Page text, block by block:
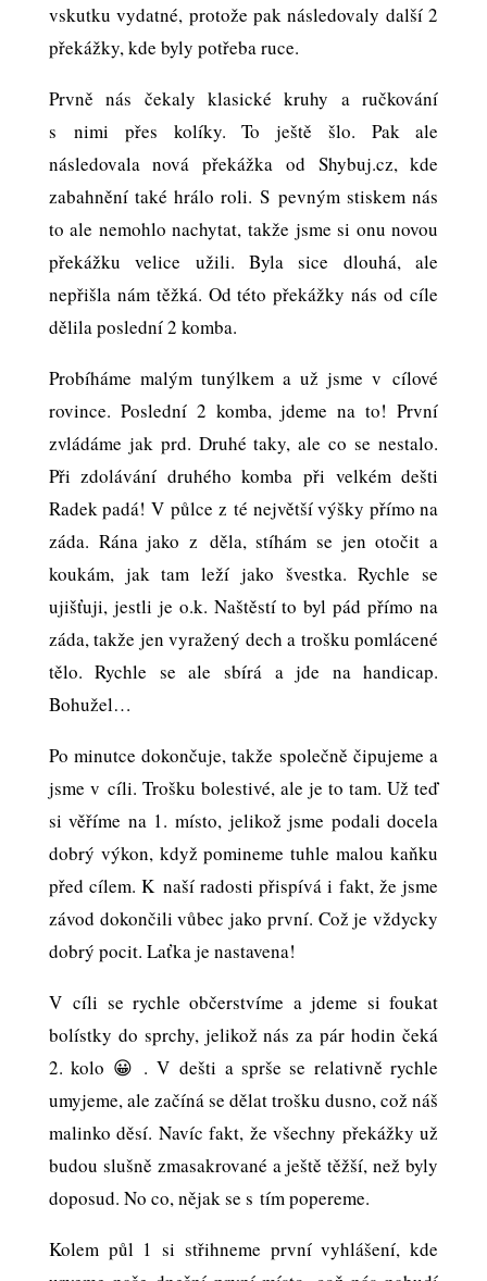
vskutku vydatné, protože pak následovaly další 2
překážky, kde byly potřeba ruce.
Prvně nás čekaly klasické kruhy a ručkování
s nimi přes kolíky. To ještě šlo. Pak ale
následovala nová překážka od Shybuj.cz, kde
zabahnění také hrálo roli. S pevným stiskem nás
to ale nemohlo nachytat, takže jsme si onu novou
překážku velice užili. Byla sice dlouhá, ale
nepřišla nám těžká. Od této překážky nás od cíle
dělila poslední 2 komba.
Probíháme malým tunýlkem a už jsme v cílové
rovince. Poslední 2 komba, jdeme na to! První
zvládáme jak prd. Druhé taky, ale co se nestalo.
Při zdolávání druhého komba při velkém dešti
Radek padá! V půlce z té největší výšky přímo na
záda. Rána jako z děla, stíhám se jen otočit a
koukám, jak tam leží jako švestka. Rychle se
ujišťuji, jestli je o.k. Naštěstí to byl pád přímo na
záda, takže jen vyražený dech a trošku pomlácené
tělo. Rychle se ale sbírá a jde na handicap.
Bohužel…
Po minutce dokončuje, takže společně čipujeme a
jsme v cíli. Trošku bolestivé, ale je to tam. Už teď
si věříme na 1. místo, jelikož jsme podali docela
dobrý výkon, když pomineme tuhle malou kaňku
před cílem. K naší radosti přispívá i fakt, že jsme
závod dokončili vůbec jako první. Což je vždycky
dobrý pocit. Laťka je nastavena!
V cíli se rychle občerstvíme a jdeme si foukat
bolístky do sprchy, jelikož nás za pár hodin čeká
2. kolo 😀 . V dešti a sprše se relativně rychle
umyjeme, ale začíná se dělat trošku dusno, což náš
malinko děsí. Navíc fakt, že všechny překážky už
budou slušně zmasakrované a ještě těžší, než byly
doposud. No co, nějak se s tím popereme.
Kolem půl 1 si střihneme první vyhlášení, kde